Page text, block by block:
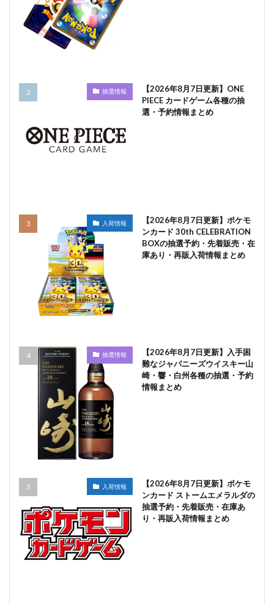
抽選情報
【2026年8月7日更新】ONE
PIECE カードゲーム各種の抽
選・予約情報まとめ
入荷情報
【2026年8月7日更新】ポケモ
ンカード 30th CELEBRATION
BOXの抽選予約・先着販売・在
庫あり・再販入荷情報まとめ
抽選情報
【2026年8月7日更新】入手困
難なジャパニーズウイスキー山
崎・響・白州各種の抽選・予約
情報まとめ
入荷情報
【2026年8月7日更新】ポケモ
ンカード ストームエメラルダの
抽選予約・先着販売・在庫あ
り・再販入荷情報まとめ